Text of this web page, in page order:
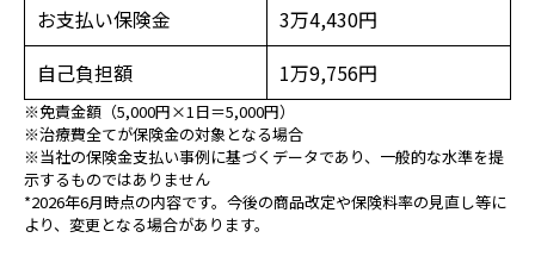
お支払い保険金
3万4,430円
自己負担額
1万9,756円
※免責金額（5,000円×1日＝5,000円）
※治療費全てが保険金の対象となる場合
※当社の保険金支払い事例に基づくデータであり、一般的な水準を提
示するものではありません
*2026年6月時点の内容です。今後の商品改定や保険料率の見直し等に
より、変更となる場合があります。